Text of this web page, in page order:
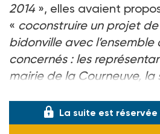
2014 », elles avaient
« coconstruire un projet
bidonville avec
concernés : les
mairie de la Courneuve, la
La suite est